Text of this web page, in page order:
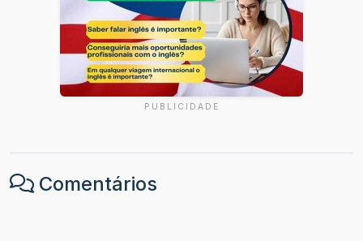
PUBLICIDADE
Comentários